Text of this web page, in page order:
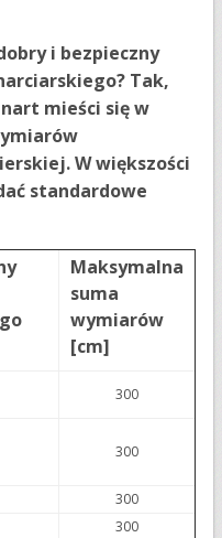
i bezpieczny
Tak,
mieści się w
W większości
standardowe
Maksymalna
suma
wymiarów
[cm]
300
300
300
300